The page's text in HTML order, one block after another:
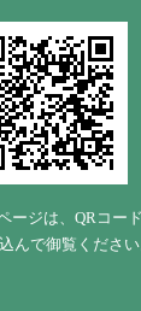
ージは、QRコー
んで御覧ください